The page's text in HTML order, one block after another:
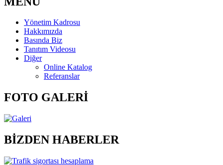
Yönetim Kadrosu
Hakkımızda
Basında Biz
Tanıtım Videosu
Diğer
Online Katalog
Referanslar
FOTO GALERİ
BİZDEN HABERLER